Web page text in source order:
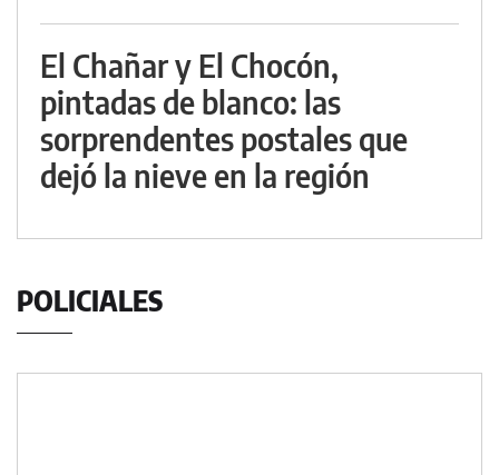
El Chañar y El Chocón,
pintadas de blanco: las
sorprendentes postales que
dejó la nieve en la región
POLICIALES